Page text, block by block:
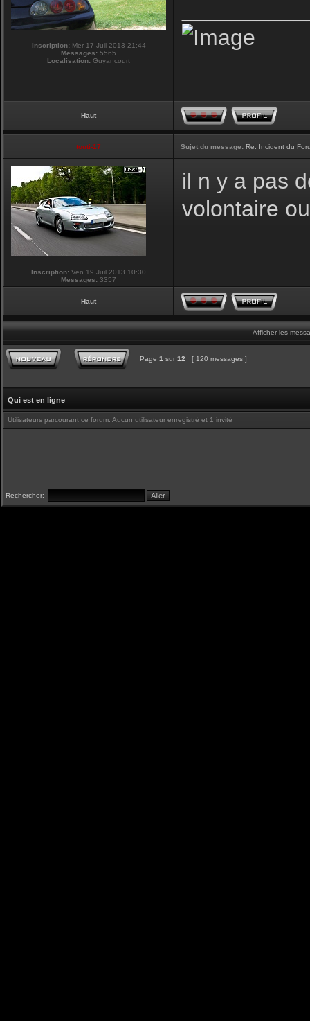
Inscription:Mer 17 Juil 2013 21:44
Messages: 5565
Localisation: Guyancourt
Haut
touti-17 Sujet du message: Re: Incident du
Inscription: Ven 19 Juil 2013 10:30
Messages: 3357
il n y a pas
volontaire
Haut
Afficher les
Page 1 sur 12 [ 120 messages ]
Qui est en ligne
Utilisateurs parcourant ce forum: Aucun utilisateur enregistré et 1 invité
Rechercher: